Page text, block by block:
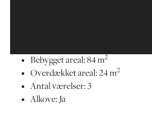
Bebygget areal: 84 m2
Overdækket areal: 24 m2
Antal værelser: 3
Alkove: Ja